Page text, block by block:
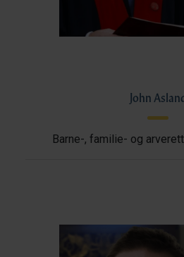
John
Barne-, familie- og